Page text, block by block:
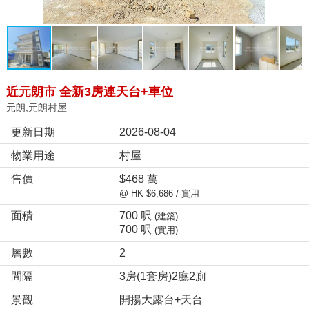
近元朗市 全新3房連天台+車位
元朗,元朗村屋
更新日期
2026-08-04
物業用途
村屋
售價
$468 萬
@ HK $6,686 / 實用
面積 700 呎 (建築)
700 呎 (實用)
層數
2
間隔
3房(1套房)2廳2廁
景觀
開揚大露台+天台